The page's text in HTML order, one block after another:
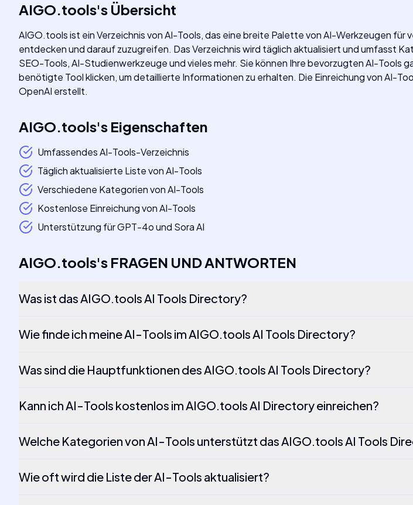
AIGO.tools's Übersicht
AIGO.tools ist ein Verzeichnis von AI-Tools, das eine breite Palette von AI-Werkzeugen
entdecken und darauf zuzugreifen. Das Verzeichnis wird täglich aktualisiert und umfasst
SEO-Tools, AI-Studienwerkzeuge und vieles mehr. Sie können Ihre bevorzugten AI-Tools
benötigte Tool klicken, um detaillierte Informationen zu erhalten. Die Einreichung von AI-
OpenAI erstellt.
AIGO.tools's Eigenschaften
Umfassendes AI-Tools-Verzeichnis
Täglich aktualisierte Liste von AI-Tools
Verschiedene Kategorien von AI-Tools
Kostenlose Einreichung von AI-Tools
Unterstützung für GPT-4o und Sora AI
AIGO.tools's FRAGEN UND ANTWORTEN
Was ist das AIGO.tools AI Tools Directory?
Wie finde ich meine AI-Tools im AIGO.tools AI Tools Directory?
Was sind die Hauptfunktionen des AIGO.tools AI Tools Directory?
Kann ich AI-Tools kostenlos im AIGO.tools AI Directory einreichen?
Welche Kategorien von AI-Tools unterstützt das AIGO.tools AI Tools
Wie oft wird die Liste der AI-Tools aktualisiert?